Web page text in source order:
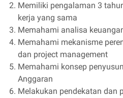
Memiliki pengalaman 3
kerja yang sama
Memahami analisa
Memahami mekanisme
dan project management
Memahami konsep
Anggaran
Melakukan pendekatan dan